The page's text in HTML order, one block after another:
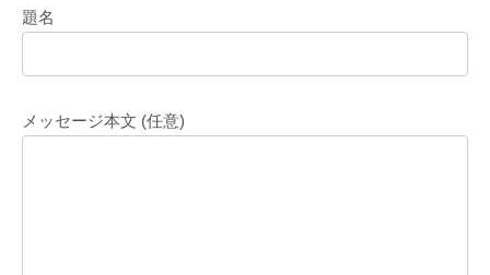
題名
メッセージ本文 (任意)